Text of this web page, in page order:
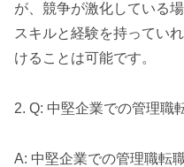
が、競争が激化している
スキルと経験を持ってい
けることは可能です。
2. Q: 中堅企業での管理職
A: 中堅企業での管理職転